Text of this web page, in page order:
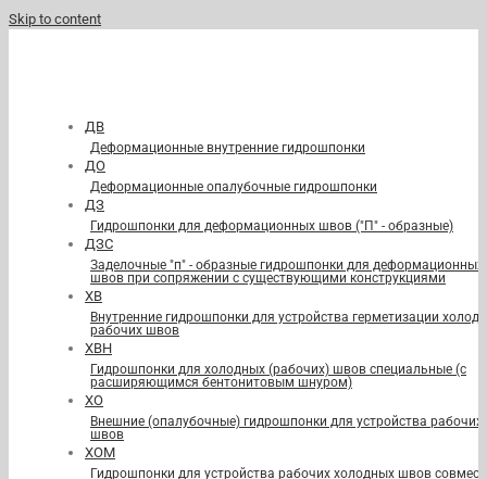
Skip to content
ДВ
Деформационные внутренние гидрошпонки
ДО
Деформационные опалубочные гидрошпонки
ДЗ
Гидрошпонки для деформационных швов ("П" - образные)
ДЗС
Заделочные "п" - образные гидрошпонки для деформационных
швов при сопряжении с существующими конструкциями
ХВ
Внутренние гидрошпонки для устройства герметизации
рабочих швов
ХВН
Гидрошпонки для холодных (рабочих) швов специальные (с
расширяющимся бентонитовым шнуром)
ХО
Внешние (опалубочные) гидрошпонки для устройства рабочих
швов
ХОМ
Гидрошпонки для устройства рабочих холодных швов